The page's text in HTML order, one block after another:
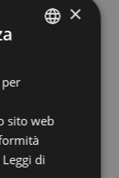
secco e
venivano
detti
le
che
×
sito web
Leggi di